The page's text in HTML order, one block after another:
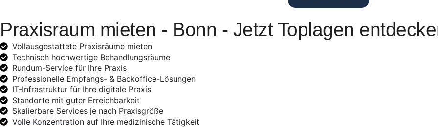
Praxisraum mieten - Bonn - Jetzt Toplagen
Vollausgestattete Praxisräume mieten
Technisch hochwertige Behandlungsräume
Rundum-Service für Ihre Praxis
Professionelle Empfangs- & Backoffice-Lösungen
IT-Infrastruktur für Ihre digitale Praxis
Standorte mit guter Erreichbarkeit
Skalierbare Services je nach Praxisgröße
Volle Konzentration auf Ihre medizinische Tätigkeit